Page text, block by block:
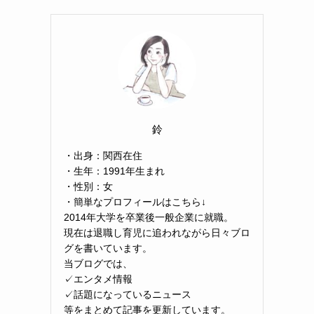
鈴
・出身：関西在住
・生年：1991年生まれ
・性別：女
・簡単なプロフィールはこちら↓
2014年大学を卒業後一般企業に就職。
現在は退職し育児に追われながら日々ブロ
グを書いています。
当ブログでは、
✓エンタメ情報
✓話題になっているニュース
等をまとめて記事を更新しています。